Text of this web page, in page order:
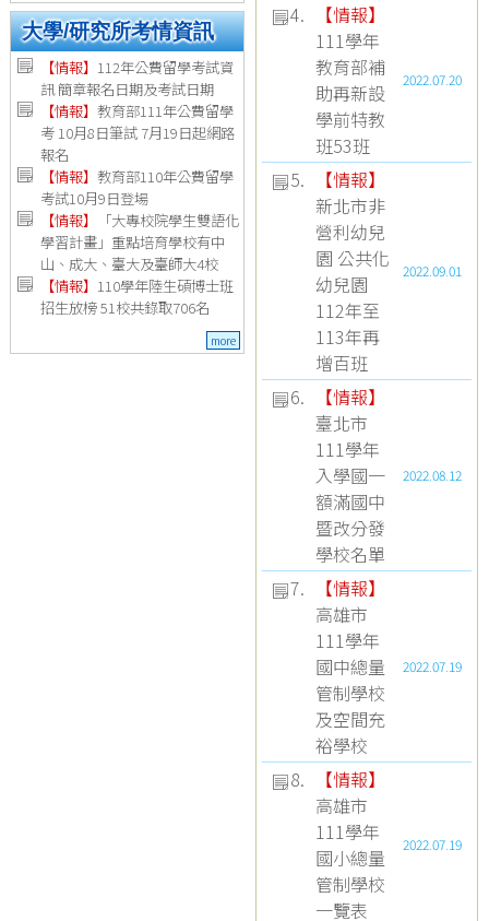
大學/研究所考情資訊
【情報】 112年公費留學考試資
訊 簡章報名日期及考試日期
【情報】教育部111年公費留學
考 10月8日筆試 7月19日起網路
報名
【情報】教育部110年公費留學
考試10月9日登場
【情報】
「大專校院學生雙語化
學習計畫」重點培育學校有中
山、成大、臺大及臺師大4校
【情報】 110學年陸生碩博士班
招生放榜 51校共錄取706名
more
4. 【情報】
111學年
教育部補
助再新設
學前特教
班53班
2022.07.20
5. 【情報】
新北市非
營利幼兒
園 公共化
幼兒園
112年至
113年再
增百班
2022.09.01
6. 【情報】
臺北市
111學年
入學國一
額滿國中
暨改分發
學校名單
2022.08.12
7. 【情報】
高雄市
111學年
國中總量
管制學校
及空間充
裕學校
2022.07.19
8. 【情報】
高雄市
111學年
國小總量
管制學校
一覽表
2022.07.19